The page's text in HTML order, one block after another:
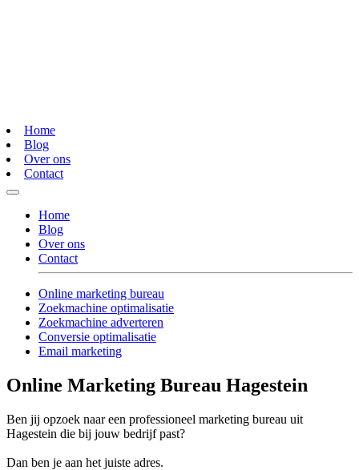
Home
Blog
Over ons
Contact
Home
Blog
Over ons
Contact
Online marketing bureau
Zoekmachine optimalisatie
Zoekmachine adverteren
Conversie optimalisatie
Email marketing
Online Marketing Bureau Hagestein
Ben jij opzoek naar een professioneel marketing bureau uit
Hagestein die bij jouw bedrijf past?
Dan ben je aan het juiste adres.